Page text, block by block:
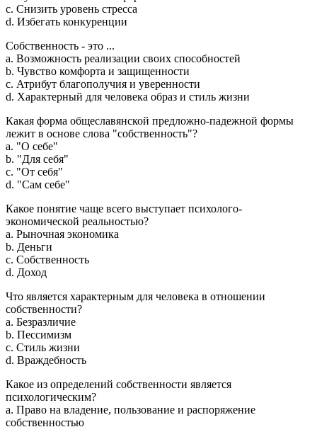
c. Снизить уровень стресса
d. Избегать конкуренции
Собственность - это ...
a. Возможность реализации своих способностей
b. Чувство комфорта и защищенности
c. Атрибут благополучия и уверенности
d. Характерный для человека образ и стиль жизни
Какая форма общеславянской предложно-падежной формы
лежит в основе слова "собственность"?
a. "О себе"
b. "Для себя"
c. "От себя"
d. "Сам себе"
Какое понятие чаще всего выступает психолого-
экономической реальностью?
a. Рыночная экономика
b. Деньги
c. Собственность
d. Доход
Что является характерным для человека в отношении
собственности?
a. Безразличие
b. Пессимизм
c. Стиль жизни
d. Враждебность
Какое из определений собственности является
психологическим?
a. Право на владение, пользование и распоряжение
собственностью